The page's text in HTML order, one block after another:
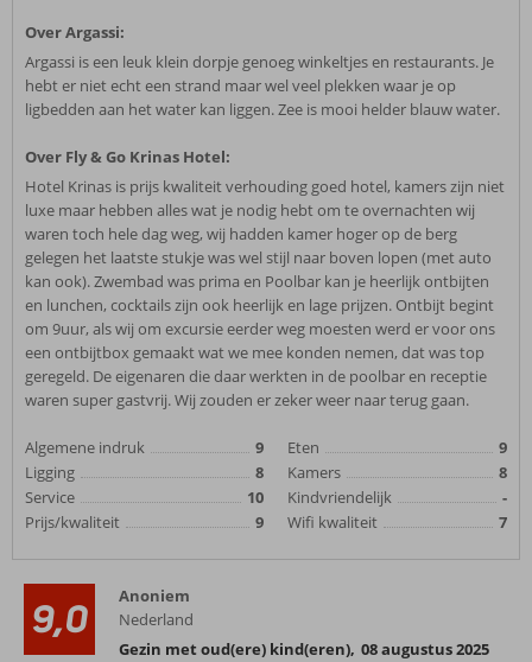
Over Argassi:
Argassi is een leuk klein dorpje genoeg winkeltjes en restaurants. Je
hebt er niet echt een strand maar wel veel plekken waar je op
ligbedden aan het water kan liggen. Zee is mooi helder blauw water.
Over Fly & Go Krinas Hotel:
Hotel Krinas is prijs kwaliteit verhouding goed hotel, kamers zijn niet
luxe maar hebben alles wat je nodig hebt om te overnachten wij
waren toch hele dag weg, wij hadden kamer hoger op de berg
gelegen het laatste stukje was wel stijl naar boven lopen (met auto
kan ook). Zwembad was prima en Poolbar kan je heerlijk ontbijten
en lunchen, cocktails zijn ook heerlijk en lage prijzen. Ontbijt begint
om 9uur, als wij om excursie eerder weg moesten werd er voor ons
een ontbijtbox gemaakt wat we mee konden nemen, dat was top
geregeld. De eigenaren die daar werkten in de poolbar en receptie
waren super gastvrij. Wij zouden er zeker weer naar terug gaan.
Algemene indruk
9
Ligging
8
Service
10
Prijs/kwaliteit
9
Eten
9
Kamers
8
Kindvriendelijk
-
Wifi kwaliteit
7
9,0
Anoniem
Nederland
Gezin met oud(ere) kind(eren), 08 augustus 2025